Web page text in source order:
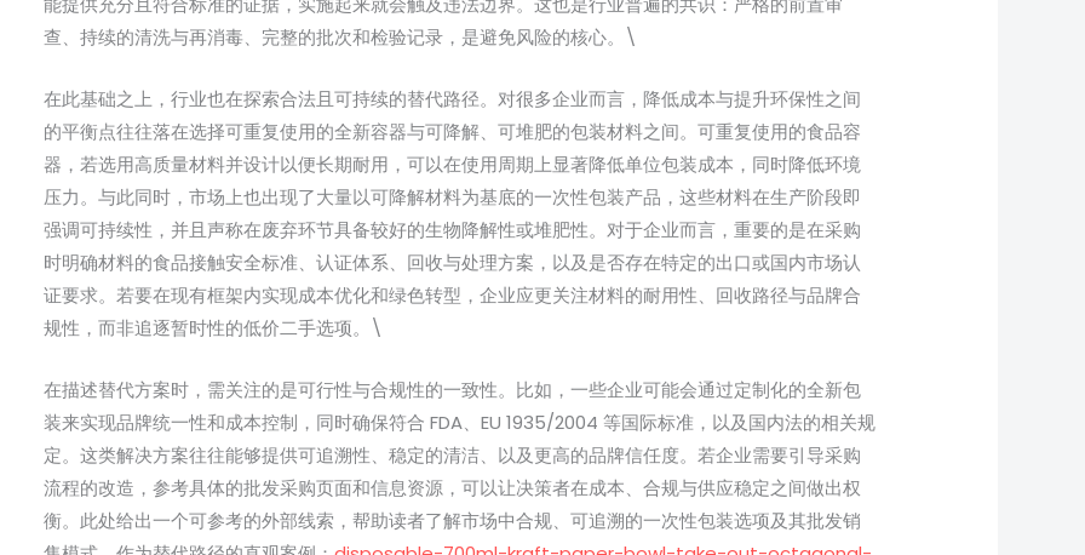
查、持续的清洗与再消毒、完整的批次和检验记录，是避免风险的核心。\
在此基础之上，行业也在探索合法且可持续的替代路径。对很多企业而言，降低成本与提升环保性之间
的平衡点往往落在选择可重复使用的全新容器与可降解、可堆肥的包装材料之间。可重复使用的食品容
器，若选用高质量材料并设计以便长期耐用，可以在使用周期上显著降低单位包装成本，同时降低环境
压力。与此同时，市场上也出现了大量以可降解材料为基底的一次性包装产品，这些材料在生产阶段即
强调可持续性，并且声称在废弃环节具备较好的生物降解性或堆肥性。对于企业而言，重要的是在采购
时明确材料的食品接触安全标准、认证体系、回收与处理方案，以及是否存在特定的出口或国内市场认
证要求。若要在现有框架内实现成本优化和绿色转型，企业应更关注材料的耐用性、回收路径与品牌合
规性，而非追逐暂时性的低价二手选项。\
在描述替代方案时，需关注的是可行性与合规性的一致性。比如，一些企业可能会通过定制化的全新包
装来实现品牌统一性和成本控制，同时确保符合 FDA、EU 1935/2004 等国际标准，以及国内法的相关规
定。这类解决方案往往能够提供可追溯性、稳定的清洁、以及更高的品牌信任度。若企业需要引导采购
流程的改造，参考具体的批发采购页面和信息资源，可以让决策者在成本、合规与供应稳定之间做出权
衡。此处给出一个可参考的外部线索，帮助读者了解市场中合规、可追溯的一次性包装选项及其批发销